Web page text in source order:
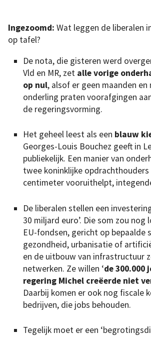
Ingezoomd: Wat leggen de liberalen
op tafel?
De nota, die gisteren werd
Vld en MR, zet alle vorige
op nul, alsof er geen maanden en
onderling praten voorafgingen
de regeringsvorming.
Het geheel leest als een blauw
Georges-Louis Bouchez geeft in
publiekelijk. Een manier van
twee koninklijke opdrachthouders
centimeter vooruithelpt,
De liberalen stellen een
30 miljard euro’. Die som zou nog
EU-fondsen, gericht op bepaalde
gezondheid, urbanisatie of
en de uitbouw van infrastructuur
netwerken. Ze willen ‘de 300.000
regering Michel creëerde niet
Daarbij komen er ook nog fiscale
bedrijven, die jobs behouden.
Tegelijk moet er een